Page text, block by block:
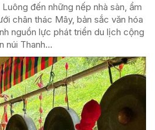
đến những nếp nhà sàn, ẩm
chân thác Mây, bản sắc văn hóa
nguồn lực phát triển du lịch cộng
núi Thanh...